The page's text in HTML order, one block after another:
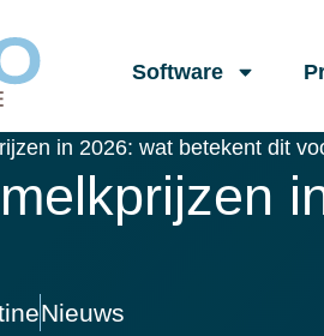
Software
in 2026: wat betekent dit
Nieuws